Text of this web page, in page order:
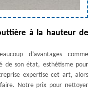
à la hauteur de
d’avantages comme
de son état, esthétisme pour
expertise cet art, alors
Notre prix pour nettoyer